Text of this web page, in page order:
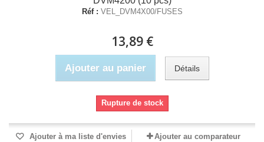
Réf : VEL_DVM4X00/FUSES
13,89 €
Ajouter au panier Détails
Rupture de stock
Ajouter à ma liste d'envies Ajouter au comparateur